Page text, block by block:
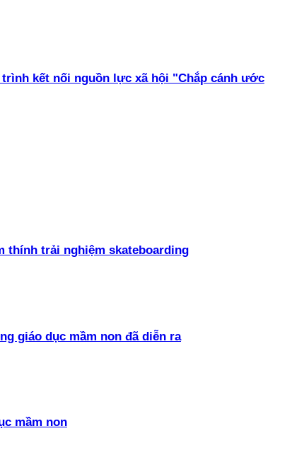
kết nối nguồn lực xã hội "Chắp cánh ước
thính trải nghiệm skateboarding
giáo dục mầm non đã diễn ra
mầm non